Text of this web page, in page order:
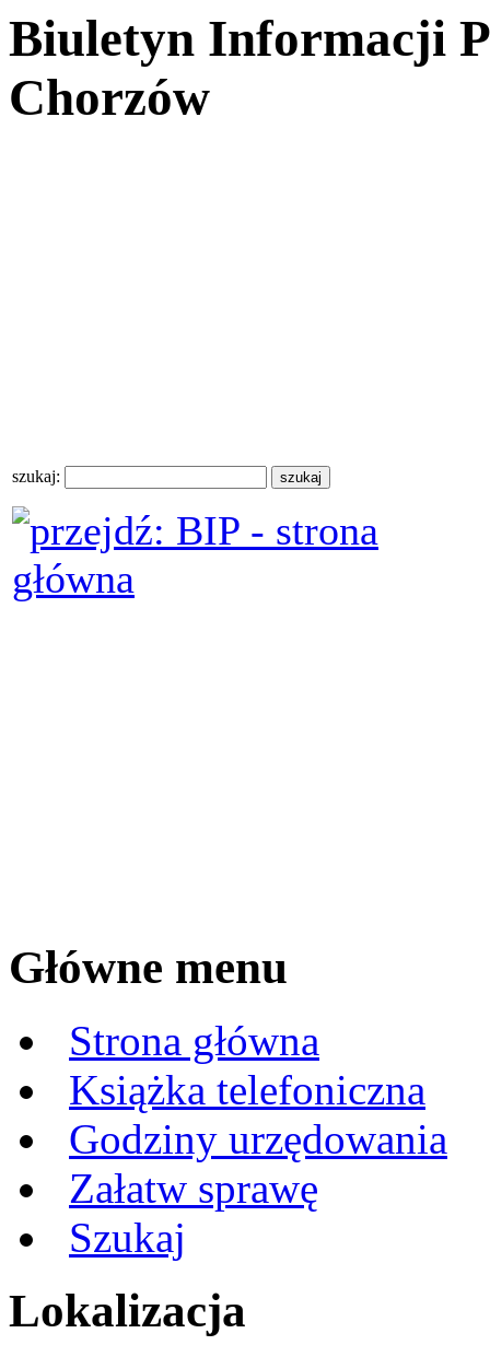
Biuletyn Informacji
Chorzów
szukaj:
Główne menu
Strona główna
Książka telefoniczna
Godziny urzędowania
Załatw sprawę
Szukaj
Lokalizacja